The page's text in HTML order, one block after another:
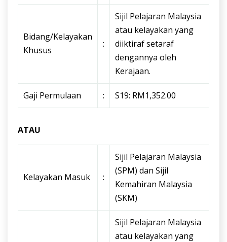
Bidang/Kelayakan
Khusus
:
Sijil Pelajaran Malaysia
atau kelayakan yang
diiktiraf setaraf
dengannya oleh
Kerajaan.
Gaji Permulaan : S19: RM1,352.00
ATAU
Kelayakan Masuk :
Sijil Pelajaran Malaysia
(SPM) dan Sijil
Kemahiran Malaysia
(SKM)
Sijil Pelajaran Malaysia
atau kelayakan yang